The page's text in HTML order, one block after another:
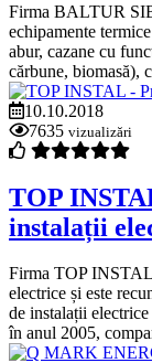
Firma BALTUR
echipamente
abur, cazane cu
cărbune, biomasă),
10.10.2018
7635 vizualizări
TOP
instalații
Firma TOP
electrice și este
de instalații
în anul 2005,